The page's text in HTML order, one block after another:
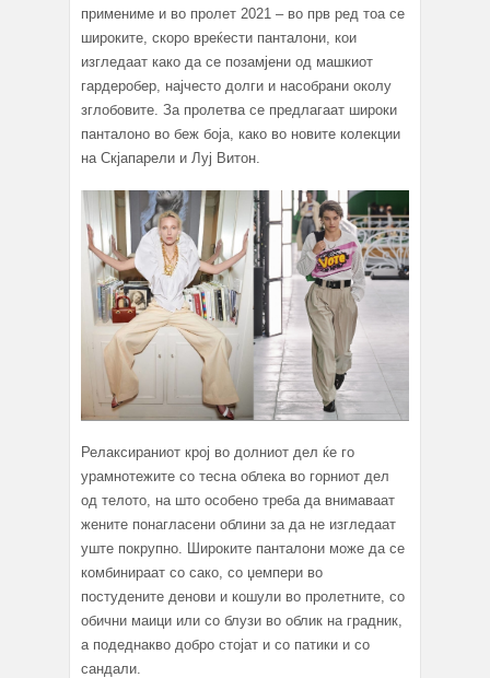
примениме и во пролет 2021 – во прв ред тоа се
широките, скоро вреќести панталони, кои
изгледаат како да се позамјени од машкиот
гардеробер, најчесто долги и насобрани околу
зглобовите. За пролетва се предлагаат широки
панталоно во беж боја, како во новите колекции
на Скјапарели и Луј Витон.
Релаксираниот крој во долниот дел ќе го
урамнотежите со тесна облека во горниот дел
од телото, на што особено треба да внимаваат
жените понагласени облини за да не изгледаат
уште покрупно. Широките панталони може да се
комбинираат со сако, со џемпери во
постудените денови и кошули во пролетните, со
обични маици или со блузи во облик на градник,
а подеднакво добро стојат и со патики и со
сандали.